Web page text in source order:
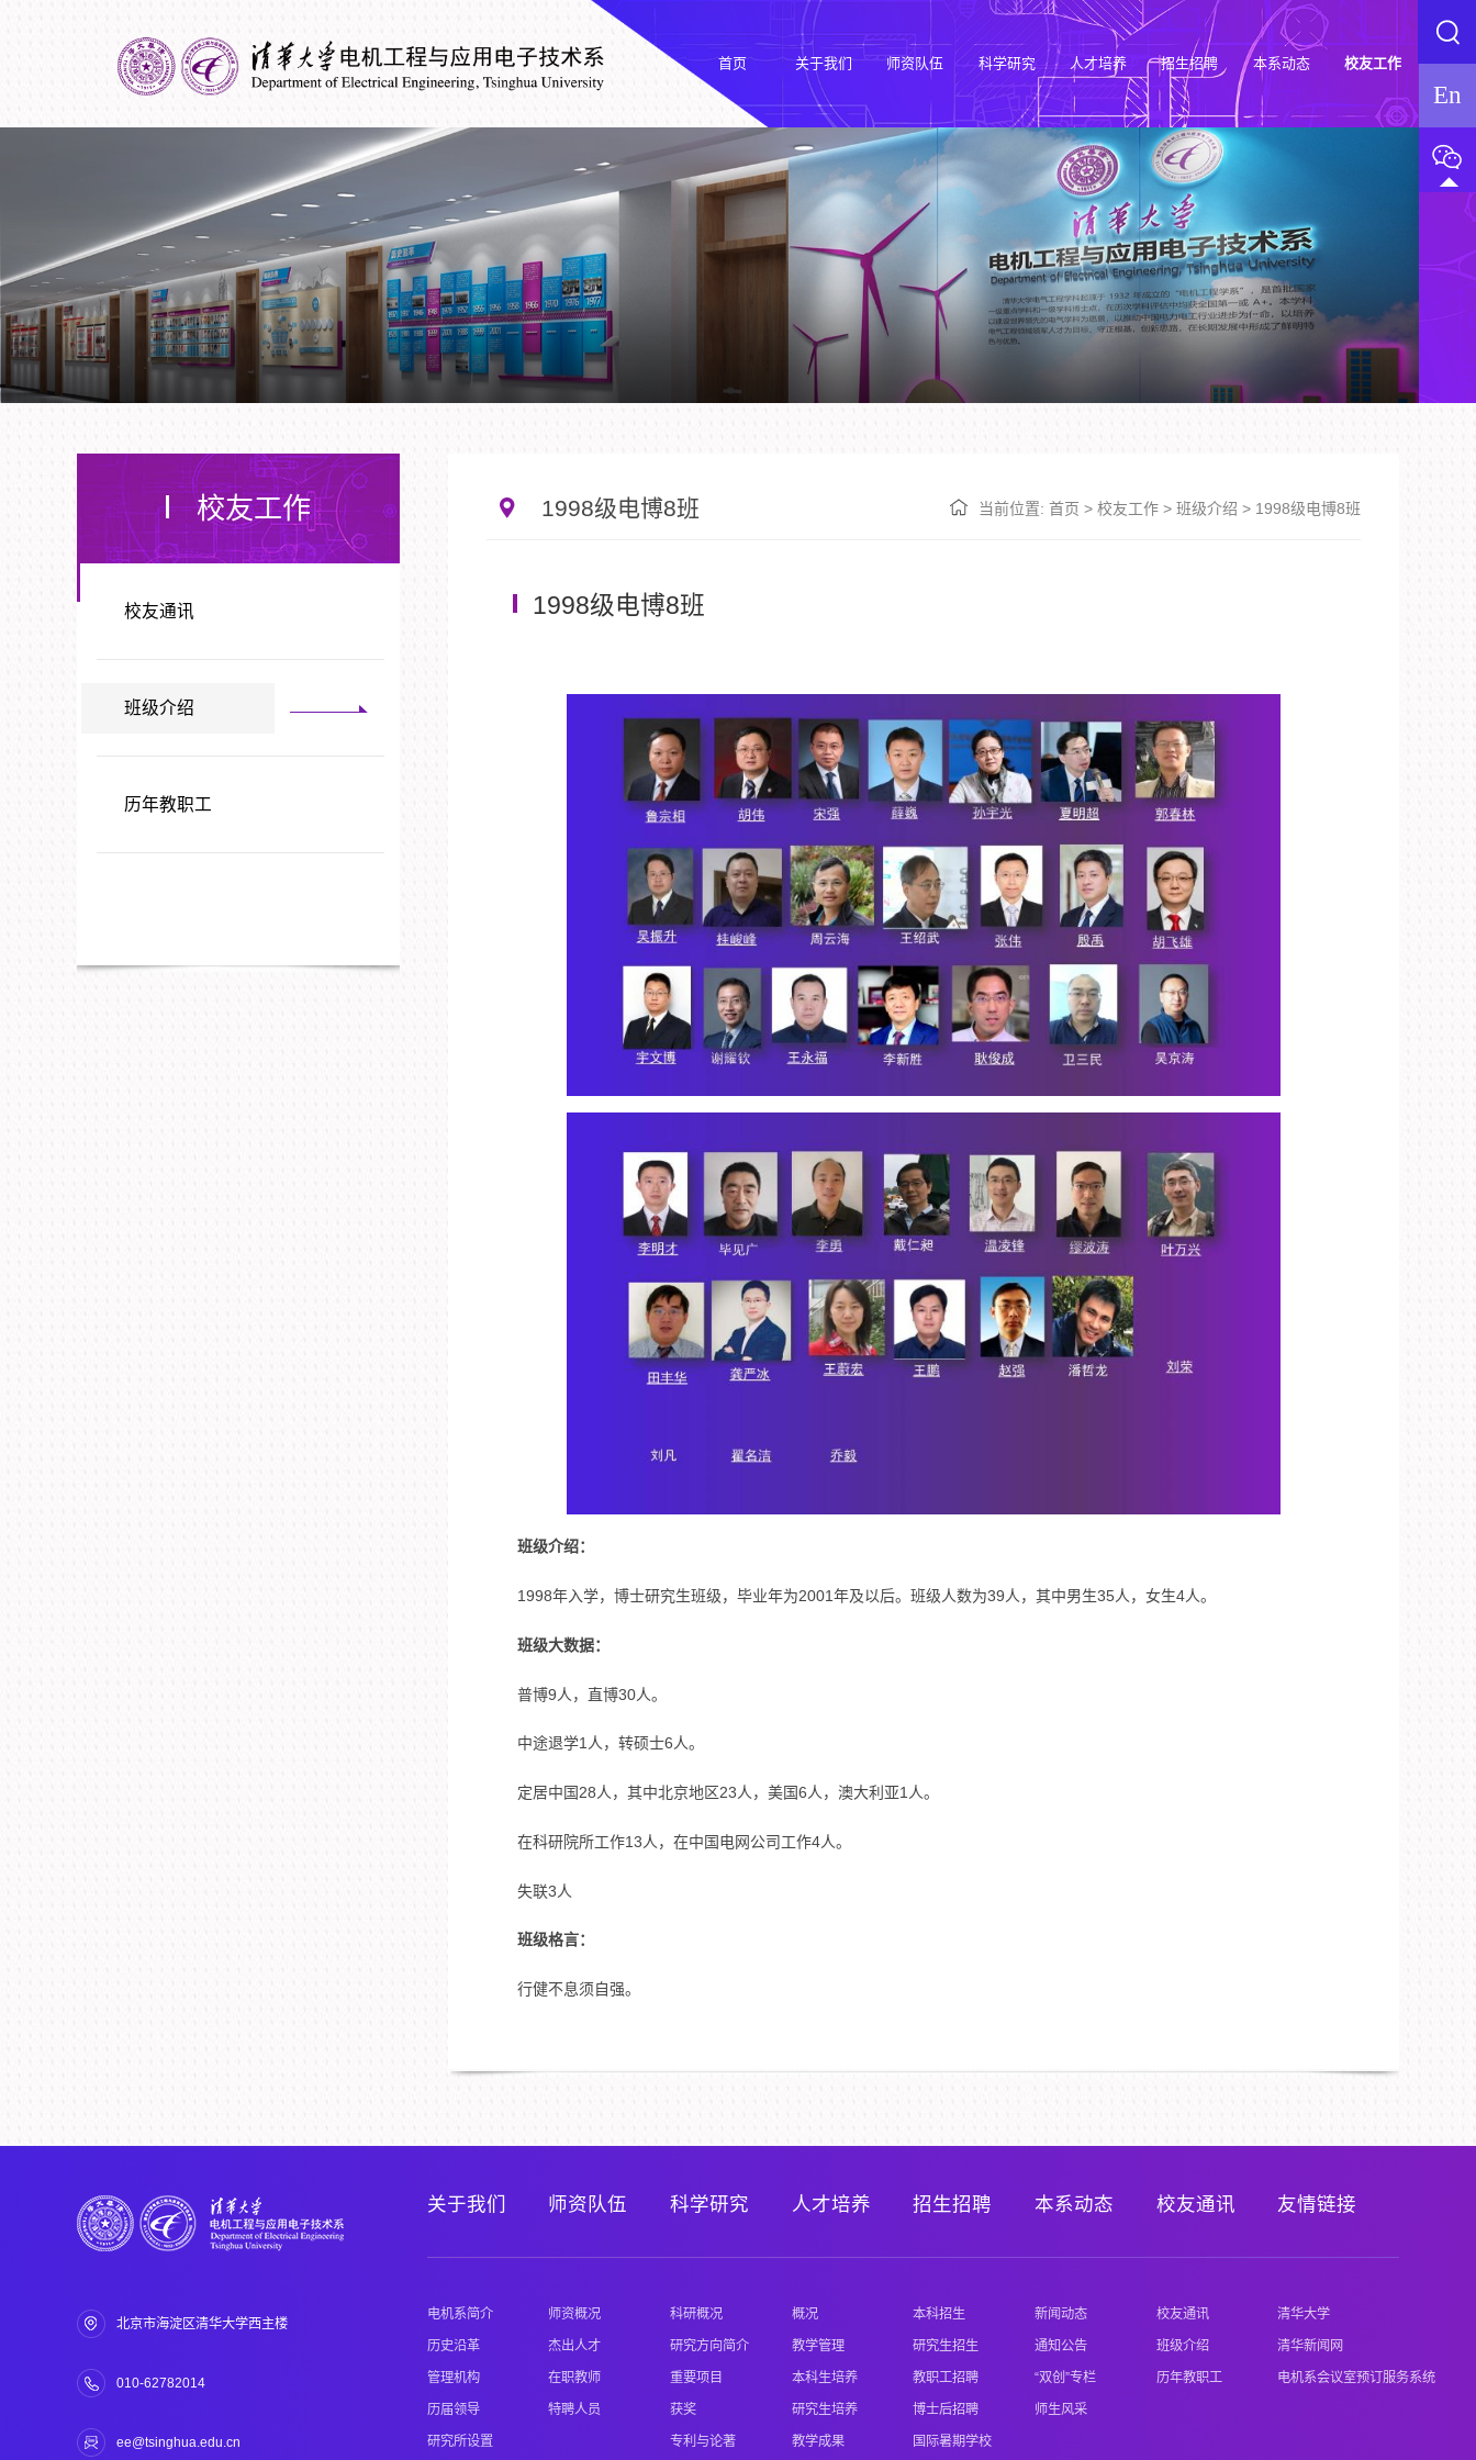
首页 关于我们 师资队伍 科学研究 人才培养 招生招聘 本系动态 校友工作
En
校友工作
校友通讯
班级介绍
历年教职工
1998级电博8班 当前位置: 首页 > 校友工作 > 班级介绍 > 1998级电博8班
1998级电博8班
班级介绍：
1998年入学，博士研究生班级，毕业年为2001年及以后。班级人数为39人，其中男生35人，女生4人。
班级大数据：
普博9人，直博30人。
中途退学1人，转硕士6人。
定居中国28人，其中北京地区23人，美国6人，澳大利亚1人。
在科研院所工作13人，在中国电网公司工作4人。
失联3人
班级格言：
行健不息须自强。
北京市海淀区清华大学西主楼
010-62782014
ee@tsinghua.edu.cn
关于我们
电机系简介
历史沿革
管理机构
历届领导
研究所设置
师资队伍
师资概况
杰出人才
在职教师
特聘人员
科学研究
科研概况
研究方向简介
重要项目
获奖
专利与论著
人才培养
概况
教学管理
本科生培养
研究生培养
教学成果
招生招聘
本科招生
研究生招生
教职工招聘
博士后招聘
国际暑期学校
本系动态
新闻动态
通知公告
“双创”专栏
师生风采
校友通讯
校友通讯
班级介绍
历年教职工
友情链接
清华大学
清华新闻网
电机系会议室预订服务系统